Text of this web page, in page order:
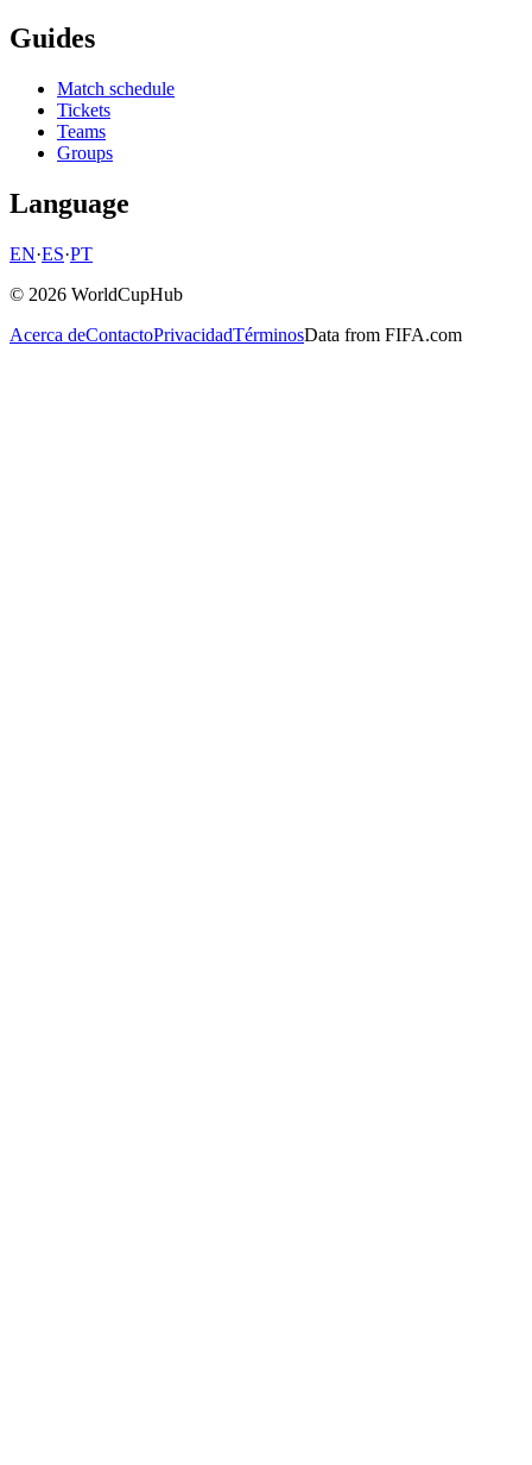
Guides
Match schedule
Tickets
Teams
Groups
Language
EN·ES·PT
© 2026 WorldCupHub
Acerca deContactoPrivacidadTérminosData from FIFA.com